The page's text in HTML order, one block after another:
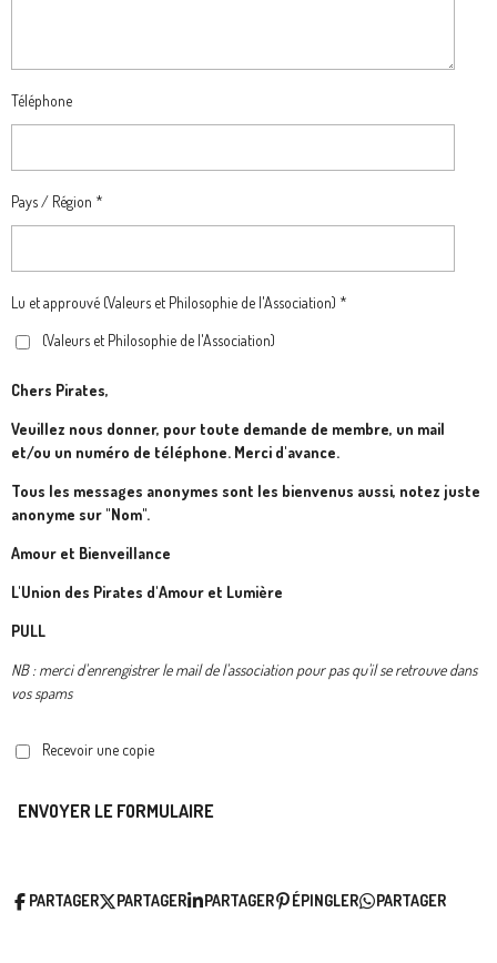
Téléphone
Pays / Région *
Lu et approuvé (Valeurs et Philosophie de l'Association) *
(Valeurs et Philosophie de l'Association)
Chers Pirates,
Veuillez nous donner, pour toute demande de membre, un mail
et/ou un numéro de téléphone. Merci d'avance.
Tous les messages anonymes sont les bienvenus aussi, notez juste
anonyme sur "Nom".
Amour et Bienveillance
L'Union des Pirates d'Amour et Lumière
PULL
NB : merci d'enrengistrer le mail de l'association pour pas qu'il se retrouve dans
vos spams
Recevoir une copie
ENVOYER LE FORMULAIRE
PARTAGER PARTAGER PARTAGER ÉPINGLER PARTAGER